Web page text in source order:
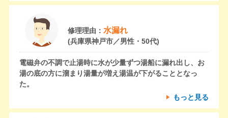
修理理由： 水漏れ
(兵庫県神戸市／男性・50代)
電磁弁の不調で止湯時に水が少量ずつ湯船に漏れ出し、お
湯の底の方に溜まり湯量が増え湯温が下がることとなっ
た。
もっと見る